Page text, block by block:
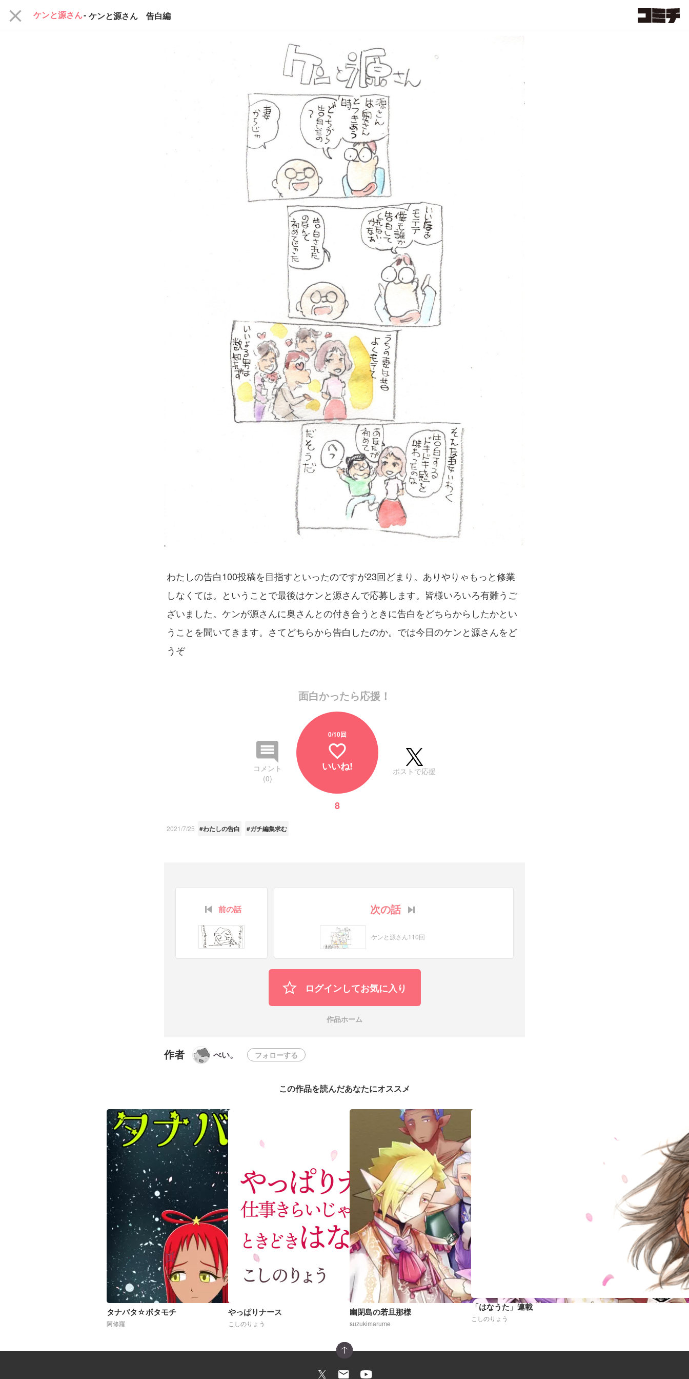
close ケンと源さん- ケンと源さん 告白編
わたしの告白100投稿を目指すといったのですが23回どまり。ありやりゃもっと修業
しなくては。ということで最後はケンと源さんで応募します。皆様いろいろ有難うご
ざいました。ケンが源さんに奥さんとの付き合うときに告白をどちらからしたかとい
うことを聞いてきます。さてどちらから告白したのか。では今日のケンと源さんをど
うぞ
面白かったら応援！
コメント
(0)
0/10回
favorite_border
いいね!
8
ポストで応援
2021/7/25 #わたしの告白 #ガチ編集求む
前の話 次の話
ケンと源さん110回
ログインしてお気に入り
作品ホーム
作者 べい。 フォローする
この作品を読んだあなたにオススメ
タナバタ☆ボタモチ
阿修羅
やっぱりナース
こしのりょう
幽閉島の若旦那様
suzukimarume
「はなうた」連載
こしのりょう